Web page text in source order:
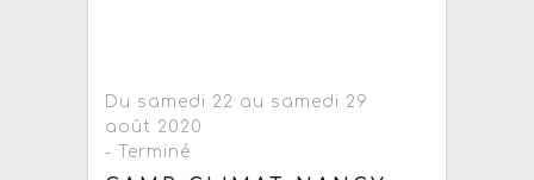
Du samedi 22 au samedi 29
août 2020
- Terminé